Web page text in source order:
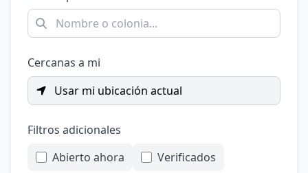
Cercanas a mi
Usar mi ubicación actual
Filtros adicionales
Abierto ahora
Verificados